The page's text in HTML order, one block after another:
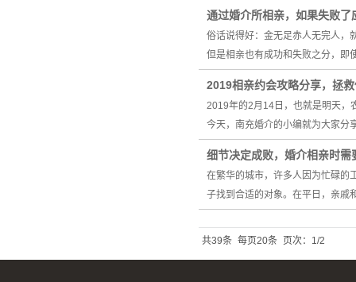
通过婚介所相亲，如果失败了
俗话说得好：金无足赤人无完人，
但是相亲也有成功和失败之分，即
2019相亲约会攻略分享，拯
2019年的2月14日，也就是明天，
今天，南充婚介的小编就为大家分
细节决定成败，婚介相亲时需
在繁华的城市，许多人因为忙碌的
子找到合适的对象。在平日，亲戚
共39条 每页20条 页次：1/2